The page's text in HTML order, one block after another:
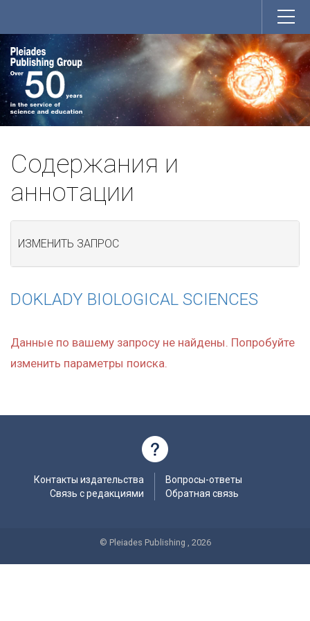
Содержания и
аннотации
ИЗМЕНИТЬ ЗАПРОС
DOKLADY BIOLOGICAL SCIENCES
Данные по вашему запросу не найдены. Попробуйте
изменить параметры поиска.
Контакты издательства
Связь с редакциями
Вопросы-ответы
Обратная связь
© Pleiades Publishing , 2026